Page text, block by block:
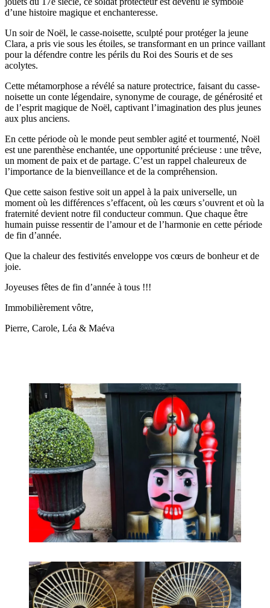
d’une histoire magique et enchanteresse.
Un soir de Noël, le casse-noisette, sculpté pour protéger la jeune
Clara, a pris vie sous les étoiles, se transformant en un prince vaillant
pour la défendre contre les périls du Roi des Souris et de ses
acolytes.
Cette métamorphose a révélé sa nature protectrice, faisant du casse-
noisette un conte légendaire, synonyme de courage, de générosité et
de l’esprit magique de Noël, captivant l’imagination des plus jeunes
aux plus anciens.
En cette période où le monde peut sembler agité et tourmenté, Noël
est une parenthèse enchantée, une opportunité précieuse : une trêve,
un moment de paix et de partage. C’est un rappel chaleureux de
l’importance de la bienveillance et de la compréhension.
Que cette saison festive soit un appel à la paix universelle, un
moment où les différences s’effacent, où les cœurs s’ouvrent et où la
fraternité devient notre fil conducteur commun. Que chaque être
humain puisse ressentir de l’amour et de l’harmonie en cette période
de fin d’année.
Que la chaleur des festivités enveloppe vos cœurs de bonheur et de
joie.
Joyeuses fêtes de fin d’année à tous !!!
Immobilièrement vôtre,
Pierre, Carole, Léa & Maéva